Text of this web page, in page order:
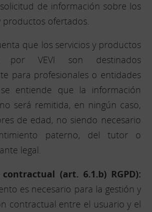
de información sobre los
productos ofertados.
que los servicios y productos
por VEVI son destinados
para profesionales o entidades
entiende que la información
será remitida, en ningún caso,
de edad, no siendo necesario
paterno, del tutor o
legal.
(art. 6.1.b) RGPD):
es necesario para la gestión y
contractual entre el usuario y el